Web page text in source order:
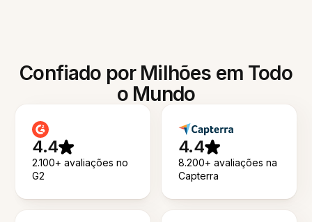
Confiado por Milhões em Todo
o Mundo
4.4
2.100+ avaliações no
G2
4.4
8.200+ avaliações na
Capterra